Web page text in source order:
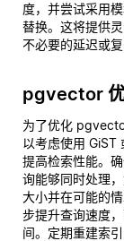
度，并尝试采用
替换。这将提供
不必要的延迟或复
pgvector
为了优化
以考虑使用 GiST
提高检索性能。
询能够同时处理
大小并在可能的
步提升查询速度
间。定期重建索